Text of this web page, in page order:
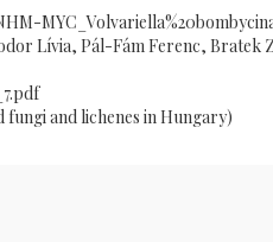
Lívia, Pál-Fám Ferenc,
and lichenes in Hungary)